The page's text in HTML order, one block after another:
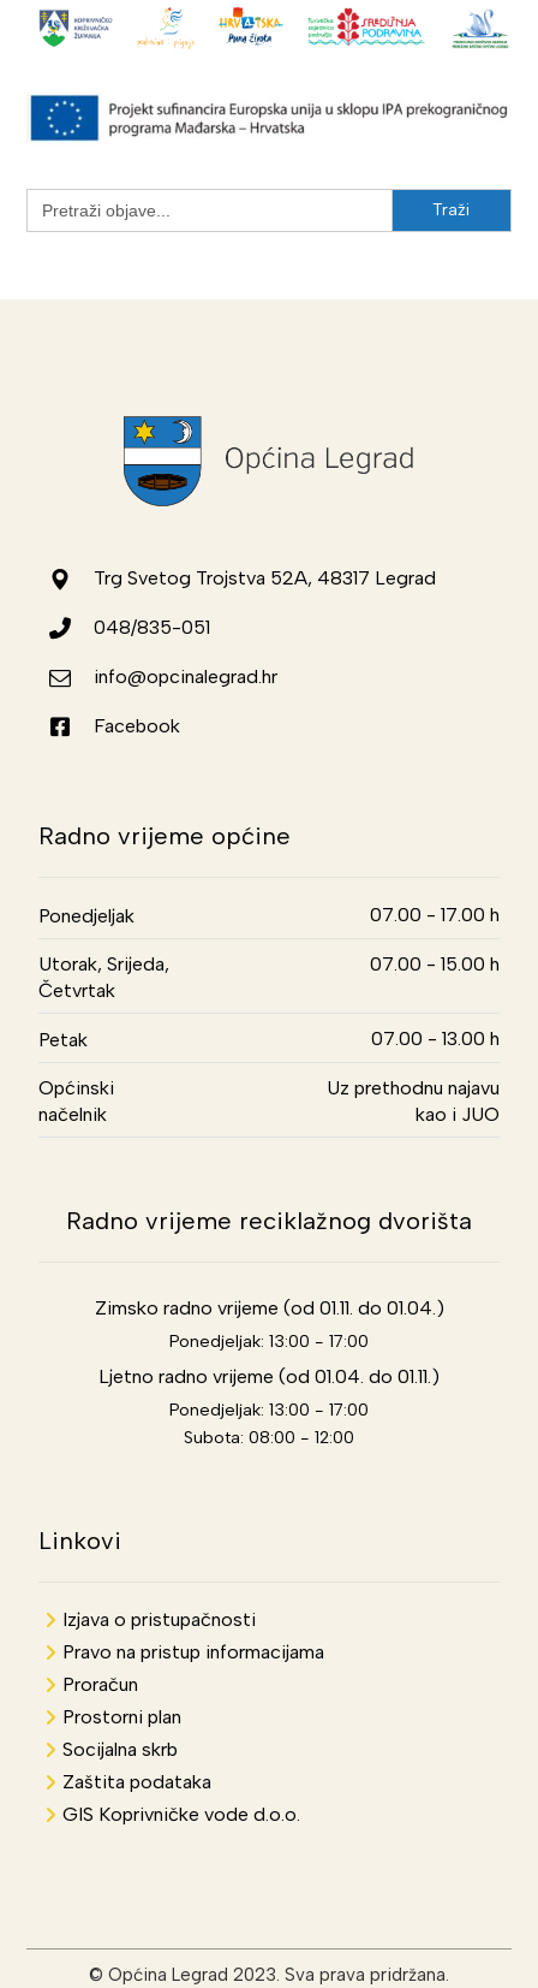
Search
for:
Trg Svetog Trojstva 52A, 48317 Legrad
048/835-051
info@opcinalegrad.hr
Facebook
Radno vrijeme općine
Ponedjeljak 07.00 - 17.00 h
Utorak, Srijeda,
Četvrtak
07.00 - 15.00 h
Petak 07.00 - 13.00 h
Općinski
načelnik
Uz prethodnu najavu
kao i JUO
Radno vrijeme reciklažnog dvorišta
Zimsko radno vrijeme (od 01.11. do 01.04.)
Ponedjeljak: 13:00 - 17:00
Ljetno radno vrijeme (od 01.04. do 01.11.)
Ponedjeljak: 13:00 - 17:00
Subota: 08:00 - 12:00
Linkovi
Izjava o pristupačnosti
Pravo na pristup informacijama
Proračun
Prostorni plan
Socijalna skrb
Zaštita podataka
GIS Koprivničke vode d.o.o.
© Općina Legrad 2023. Sva prava pridržana.